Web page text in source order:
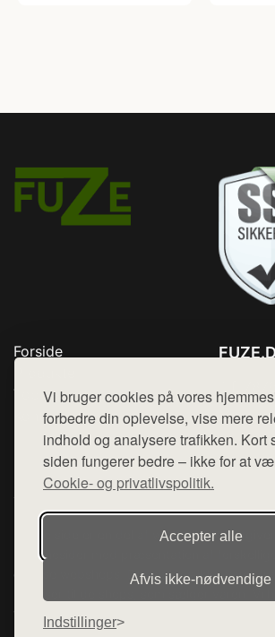
Vi bruger cookies på vores
forbedre din oplevelse, vise mere
indhold og analysere trafikken. Kort
siden fungerer bedre – ikke for at
Cookie- og privatlivspolitik.
Accepter alle
Afvis ikke‑nødvendige
Indstillinger
Forside
Top Rabatter
Kontakt
Mail:
Cookie-
Denne side er en del af want.dk, der
hjemmesider med præsentation af
diverse webshops. Der sælges ikke varer fra
henviser til de shops, som sælger varen. Vi
varerne på lager.